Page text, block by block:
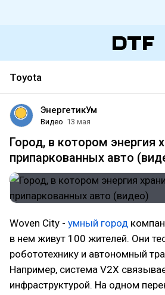
Toyota
ЭнергетикУм
Видео 13 мая
Город, в котором энергия
припаркованных авто
Woven City - умный город
в нем живут 100 жителей. Они
робототехнику и автономный
Например, система V2X
инфраструктурой. На одном